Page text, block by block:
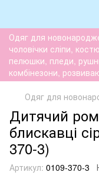
Одяг для
чоловічки сліпи,
пелюшки, пледи,
комбінезони,
Одяг для
Дитячий
блискавці
370-3)
Артикул: 0109-370-3